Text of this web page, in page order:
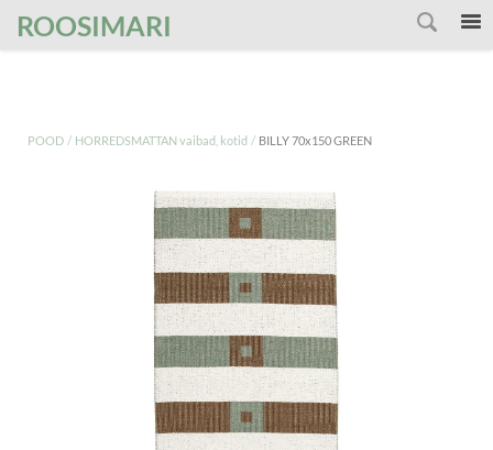
ROOSIMARI
POOD / HORREDSMATTAN vaibad, kotid / BILLY 70x150 GREEN